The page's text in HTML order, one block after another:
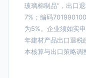
玻璃棉制品”，出口
7%；编码
为5%。企业须如实
年建材产品出口退税
本核算与出口策略调